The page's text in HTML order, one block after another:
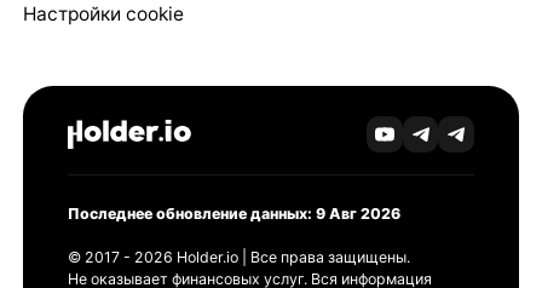
Настройки cookie
Последнее обновление данных: 9 Авг 2026
© 2017 - 2026 Holder.io | Все права защищены.
Не оказывает финансовых услуг. Вся информация